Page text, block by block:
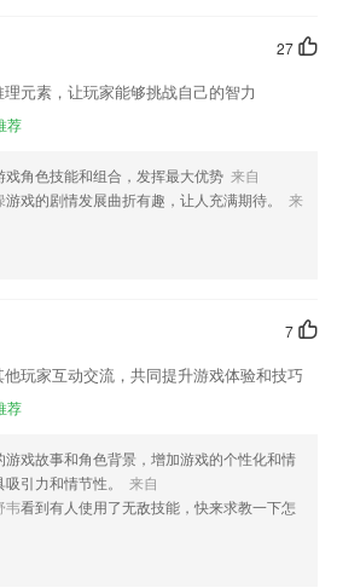
27
元素，让玩家能够挑战自己的智力
荐
戏角色技能和组合，发挥最大优势 来自
游戏的剧情发展曲折有趣，让人充满期待。
来
7
玩家互动交流，共同提升游戏体验和技巧
荐
游戏故事和角色背景，增加游戏的个性化和情
引力和情节性。
来自
韦看到有人使用了无敌技能，快来求教一下怎